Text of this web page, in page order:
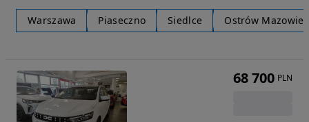
Warszawa Piaseczno Siedlce Ostrów
68 700 PLN